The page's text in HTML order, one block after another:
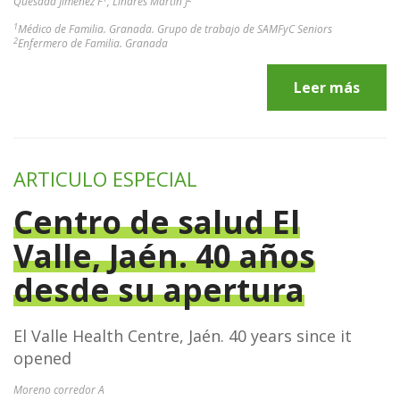
1Médico de Familia. Granada. Grupo de trabajo de SAMFyC Seniors
2Enfermero de Familia. Granada
Leer más
ARTICULO ESPECIAL
Centro de salud El
Valle, Jaén. 40 años
desde su apertura
El Valle Health Centre, Jaén. 40 years since it
opened
Moreno corredor A